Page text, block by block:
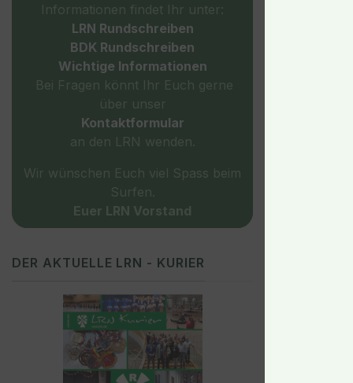
Informationen findet Ihr unter:
LRN Rundschreiben
BDK Rundschreiben
Wichtige Informationen
Bei Fragen könnt Ihr Euch gerne
über unser
Kontaktformular
an den LRN wenden.
Wir wünschen Euch viel Spass beim
Surfen.
Euer LRN Vorstand
DER AKTUELLE LRN - KURIER